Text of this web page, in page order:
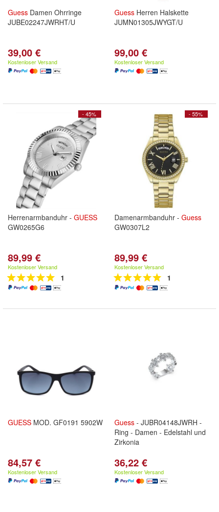
Guess Damen Ohrringe
JUBE02247JWRHT/U
39,00 €
Kostenloser Versand
Guess Herren Halskette
JUMN01305JWYGT/U
99,00 €
Kostenloser Versand
- 45%
Herrenarmbanduhr - GUESS
GW0265G6
89,99 €
Kostenloser Versand
1
- 55%
Damenarmbanduhr - Guess
GW0307L2
89,99 €
Kostenloser Versand
1
GUESS MOD. GF0191 5902W
84,57 €
Kostenloser Versand
Guess - JUBR04148JWRH -
Ring - Damen - Edelstahl und
Zirkonia
36,22 €
Kostenloser Versand